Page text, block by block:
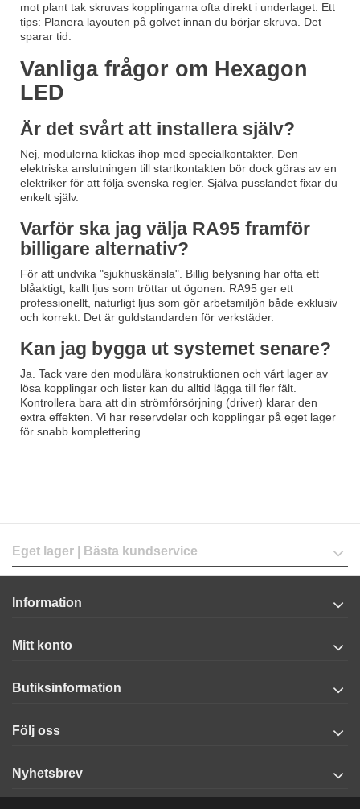
mot plant tak skruvas kopplingarna ofta direkt i underlaget. Ett
tips: Planera layouten på golvet innan du börjar skruva. Det
sparar tid.
Vanliga frågor om Hexagon
LED
Är det svårt att installera själv?
Nej, modulerna klickas ihop med specialkontakter. Den
elektriska anslutningen till startkontakten bör dock göras av en
elektriker för att följa svenska regler. Själva pusslandet fixar du
enkelt själv.
Varför ska jag välja RA95 framför
billigare alternativ?
För att undvika "sjukhuskänsla". Billig belysning har ofta ett
blåaktigt, kallt ljus som tröttar ut ögonen. RA95 ger ett
professionellt, naturligt ljus som gör arbetsmiljön både exklusiv
och korrekt. Det är guldstandarden för verkstäder.
Kan jag bygga ut systemet senare?
Ja. Tack vare den modulära konstruktionen och vårt lager av
lösa kopplingar och lister kan du alltid lägga till fler fält.
Kontrollera bara att din strömförsörjning (driver) klarar den
extra effekten. Vi har reservdelar och kopplingar på eget lager
för snabb komplettering.
Eget lager | Bästa kundservice
Information
Mitt konto
Butiksinformation
Följ oss
Nyhetsbrev